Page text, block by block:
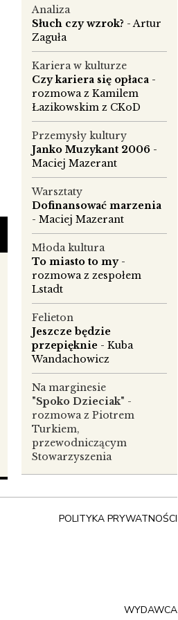
Analiza
Słuch czy wzrok? - Artur
Zaguła
Kariera w kulturze
Czy kariera się opłaca -
rozmowa z Kamilem
Łazikowskim z CKoD
Przemysły kultury
Janko Muzykant 2006 -
Maciej Mazerant
Warsztaty
Dofinansować marzenia
- Maciej Mazerant
Młoda kultura
To miasto to my -
rozmowa z zespołem
Lstadt
Felieton
Jeszcze będzie
przepięknie - Kuba
Wandachowicz
Na marginesie
"Spoko Dzieciak" -
rozmowa z Piotrem
Turkiem,
przewodniczącym
Stowarzyszenia
POLITYKA PRYWATNOŚCI
WYDAWCA